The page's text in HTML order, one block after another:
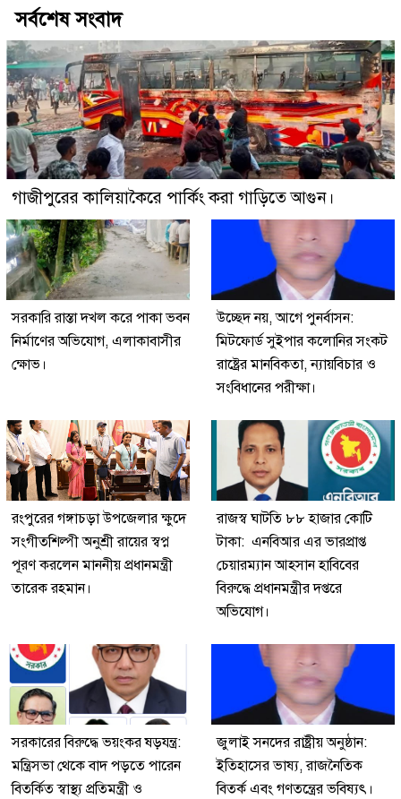
সর্বশেষ সংবাদ
গাজীপুরের কালিয়াকৈরে পার্কিং করা গাড়িতে আগুন।
সরকারি রাস্তা দখল করে পাকা ভবন
নির্মাণের অভিযোগ, এলাকাবাসীর
ক্ষোভ।
উচ্ছেদ নয়, আগে পুনর্বাসন:
মিটফোর্ড সুইপার কলোনির সংকট
রাষ্ট্রের মানবিকতা, ন্যায়বিচার ও
সংবিধানের পরীক্ষা।
রংপুরের গঙ্গাচড়া উপজেলার ক্ষুদে
সংগীতশিল্পী অনুশ্রী রায়ের স্বপ্ন
পূরণ করলেন মাননীয় প্রধানমন্ত্রী
তারেক রহমান।
রাজস্ব ঘাটতি ৮৮ হাজার কোটি
টাকা: এনবিআর এর ভারপ্রাপ্ত
চেয়ারম্যান আহসান হাবিবের
বিরুদ্ধে প্রধানমন্ত্রীর দপ্তরে
অভিযোগ।
সরকারের বিরুদ্ধে ভয়ংকর ষড়যন্ত্র:
মন্ত্রিসভা থেকে বাদ পড়তে পারেন
বিতর্কিত স্বাস্থ্য প্রতিমন্ত্রী ও
জুলাই সনদের রাষ্ট্রীয় অনুষ্ঠান:
ইতিহাসের ভাষ্য, রাজনৈতিক
বিতর্ক এবং গণতন্ত্রের ভবিষ্যৎ।